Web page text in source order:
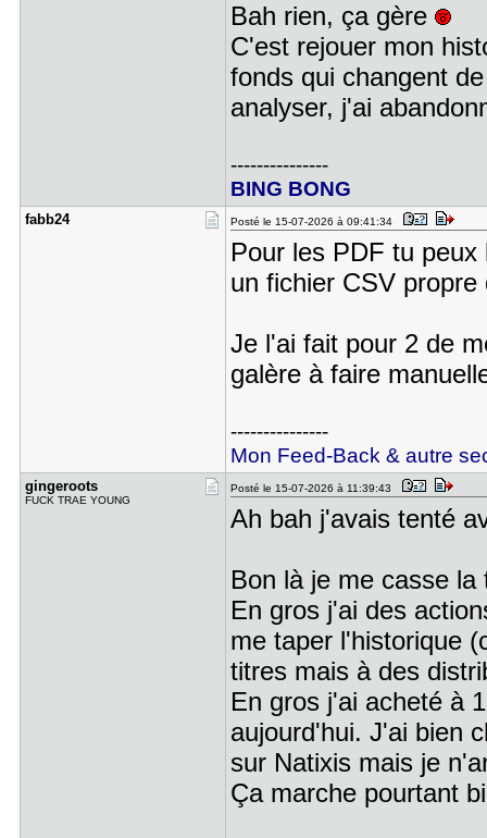
Bah rien, ça gère
C'est rejouer mon
fonds qui changent
analyser, j'ai
---------------
BING BONG
fabb24 Posté le 15-07-2026 à 09:41:34
Pour les PDF tu
un fichier CSV
Je l'ai fait pour 2 de
galère à faire
---------------
Mon Feed-Back & autre
gingeroots
FUCK TRAE YOUNG
Posté le 15-07-2026 à 11:39:43
Ah bah j'avais tenté
Bon là je me casse
En gros j'ai des
me taper l'historique
titres mais à des
En gros j'ai acheté à
aujourd'hui. J'ai bien
sur Natixis mais je
Ça marche pourtant